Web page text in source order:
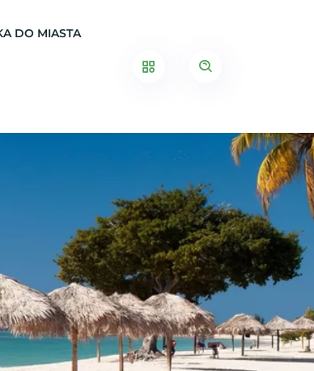
DO MIASTA